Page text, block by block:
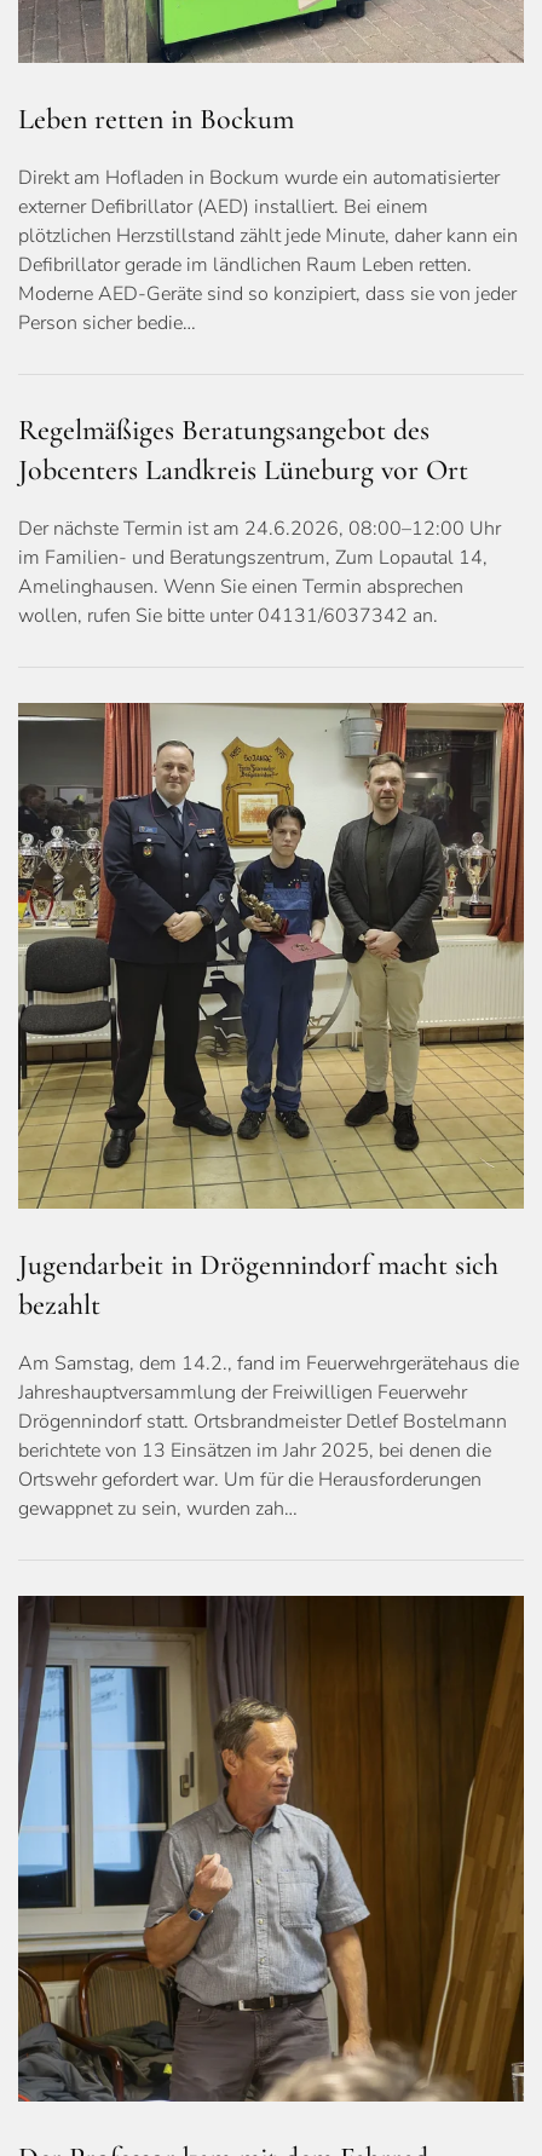
Leben retten in Bockum
Direkt am Hofladen in Bockum wurde ein automatisierter
externer Defibrillator (AED) installiert. Bei einem
plötzlichen Herzstillstand zählt jede Minute, daher kann ein
Defibrillator gerade im ländlichen Raum Leben retten.
Moderne AED-Geräte sind so konzipiert, dass sie von jeder
Person sicher bedie…
Regelmäßiges Beratungsangebot des
Jobcenters Landkreis Lüneburg vor Ort
Der nächste Termin ist am 24.6.2026, 08:00–12:00 Uhr
im Familien- und Beratungszentrum, Zum Lopautal 14,
Amelinghausen. Wenn Sie einen Termin absprechen
wollen, rufen Sie bitte unter 04131/6037342 an.
Jugendarbeit in Drögennindorf macht sich
bezahlt
Am Samstag, dem 14.2., fand im Feuerwehrgerätehaus die
Jahreshauptversammlung der Freiwilligen Feuerwehr
Drögennindorf statt. Ortsbrandmeister Detlef Bostelmann
berichtete von 13 Einsätzen im Jahr 2025, bei denen die
Ortswehr gefordert war. Um für die Herausforderungen
gewappnet zu sein, wurden zah…